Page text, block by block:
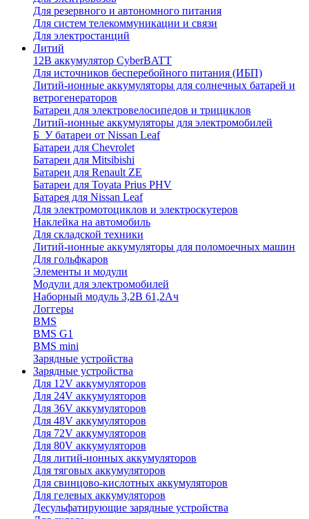
Для резервного и автономного питания
Для систем телекоммуникации и связи
Для электростанций
Литий
12В аккумулятор CyberBATT
Для источников бесперебойного питания (ИБП)
Литий-ионные аккумуляторы для солнечных батарей и
ветрогенераторов
Батареи для электровелосипедов и трициклов
Литий-ионные аккумуляторы для электромобилей
Б_У батареи от Nissan Leaf
Батареи для Chevrolet
Батареи для Mitsibishi
Батареи для Renault ZE
Батареи для Toyata Prius PHV
Батарея для Nissan Leaf
Для электромотоциклов и электроскутеров
Наклейка на автомобиль
Для складской техники
Литий-ионные аккумуляторы для поломоечных машин
Для гольфкаров
Элементы и модули
Модули для электромобилей
Наборный модуль 3,2В 61,2Ач
Логгеры
BMS
BMS G1
BMS mini
Зарядные устройства
Зарядные устройства
Для 12V аккумуляторов
Для 24V аккумуляторов
Для 36V аккумуляторов
Для 48V аккумуляторов
Для 72V аккумуляторов
Для 80V аккумуляторов
Для литий-ионных аккумуляторов
Для тяговых аккумуляторов
Для свинцово-кислотных аккумуляторов
Для гелевых аккумуляторов
Десульфатирующие зарядные устройства